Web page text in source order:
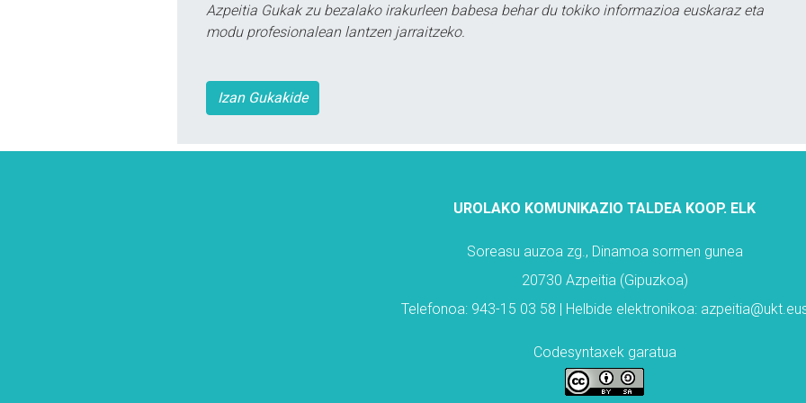
Azpeitia Gukak zu bezalako irakurleen babesa behar du tokiko informazioa euskaraz eta
modu profesionalean lantzen jarraitzeko.
Izan Gukakide
UROLAKO KOMUNIKAZIO TALDEA KOOP. ELK
Soreasu auzoa zg., Dinamoa sormen gunea
20730 Azpeitia (Gipuzkoa)
Telefonoa: 943-15 03 58 | Helbide elektronikoa:
Codesyntaxek garatua